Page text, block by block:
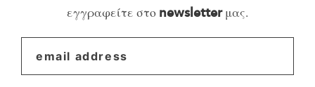
εγγραφείτε στο newsletterμας.